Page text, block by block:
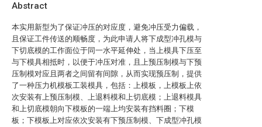
Abstract
本实用新型为了保证冲压的对应度，避免冲压受力偏载，
且保证工件传送的顺畅度，为此申请人将下成型冲孔模与
下切底模的工作面位于同一水平延伸处，当上模具下压至
与下模具相抵时，以便于冲压对准，且上预压制模与下预
压制模对应且两者之间留有间隙，从而实现预压制，提供
了一种压力机模板工装模具，包括：上模板，上模板上依
次安装有上预压制模、上退料模和上切底模；上退料模具
和上切底模朝向下模板的一端上均安装有挡料圈；下模
板；下模板上对应依次安装有下预压制模、下成型冲孔模